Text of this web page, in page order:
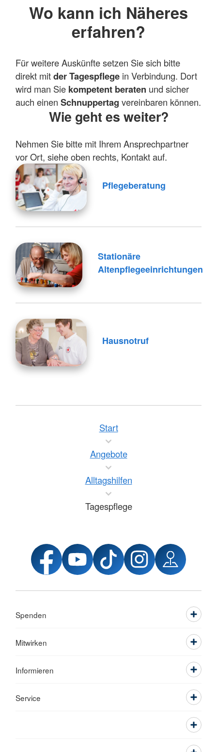
Wo kann ich Näheres
erfahren?
Für weitere Auskünfte setzen Sie sich bitte
direkt mitder Tagespflege in Verbindung. Dort
wird man Sie kompetent beraten und sicher
auch einen Schnuppertag vereinbaren können.
Wie geht es weiter?
Nehmen Sie bitte mit Ihrem Ansprechpartner
vor Ort, siehe oben rechts, Kontakt auf.
Pflegeberatung
Stationäre
Altenpflegeeinrichtungen
Hausnotruf
Start
Angebote
Alltagshilfen
Tagespflege
Spenden
Mitwirken
Informieren
Service